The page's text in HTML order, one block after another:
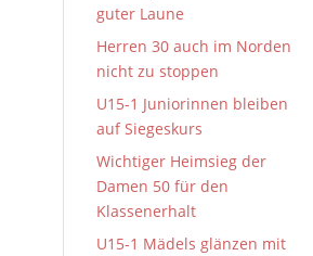
guter Laune
Herren 30 auch im Norden
nicht zu stoppen
U15-1 Juniorinnen bleiben
auf Siegeskurs
Wichtiger Heimsieg der
Damen 50 für den
Klassenerhalt
U15-1 Mädels glänzen mit